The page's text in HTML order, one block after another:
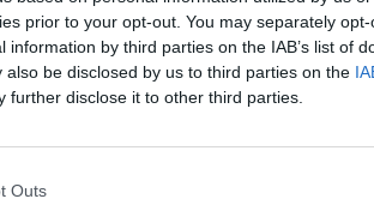
prior to your opt-out. You may separately
by third parties on the IAB’s list of
be disclosed by us to third parties on the
further disclose it to other third parties.
Outs
και γίνει αποδεκτή,
της Ελληνικής κοινωνίας
Ανατολικής Μάνης έχει
να αξιοποιηθεί η
όσο και περιοχές με